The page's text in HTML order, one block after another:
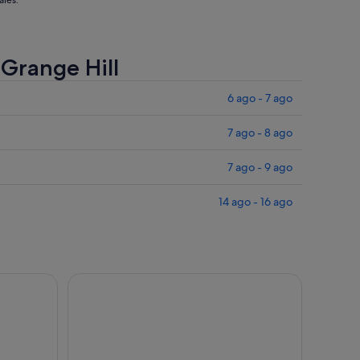
Hill
6 ago - 7 ago
7 ago - 8 ago
7 ago - 9 ago
14 ago - 16 ago